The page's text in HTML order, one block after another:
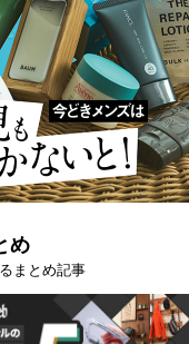
め
まとめ記事